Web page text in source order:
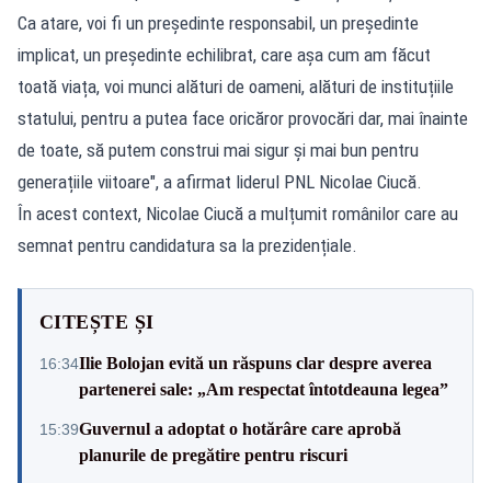
Ca atare, voi fi un președinte responsabil, un președinte
implicat, un președinte echilibrat, care așa cum am făcut
toată viața, voi munci alături de oameni, alături de instituțiile
statului, pentru a putea face oricăror provocări dar, mai înainte
de toate, să putem construi mai sigur și mai bun pentru
generațiile viitoare", a afirmat liderul PNL Nicolae Ciucă.
În acest context, Nicolae Ciucă a mulțumit românilor care au
semnat pentru candidatura sa la prezidențiale.
CITEȘTE ȘI
16:34Ilie Bolojan evită un răspuns clar despre averea
partenerei sale: „Am respectat întotdeauna legea”
15:39Guvernul a adoptat o hotărâre care aprobă
planurile de pregătire pentru riscuri